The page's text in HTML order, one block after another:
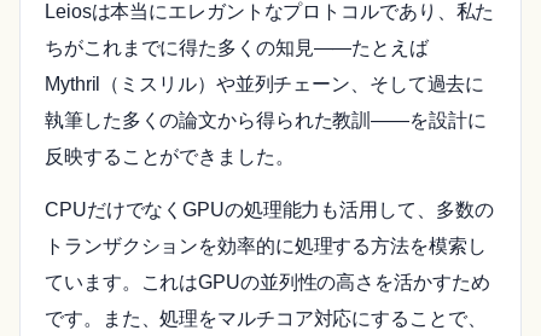
Leiosは本当にエレガントなプロトコルであり、私た
ちがこれまでに得た多くの知見――たとえば
Mythril（ミスリル）や並列チェーン、そして過去に
執筆した多くの論文から得られた教訓――を設計に
反映することができました。
CPUだけでなくGPUの処理能力も活用して、多数の
トランザクションを効率的に処理する方法を模索し
ています。これはGPUの並列性の高さを活かすため
です。また、処理をマルチコア対応にすることで、